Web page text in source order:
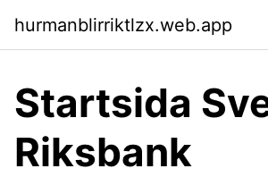
hurmanblirriktlzx.web.app
Startsida
Riksbank